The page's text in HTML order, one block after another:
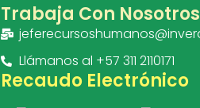
Trabaja Con Nosotros
Llámanos al +57 311 2110171
Recaudo Electrónico